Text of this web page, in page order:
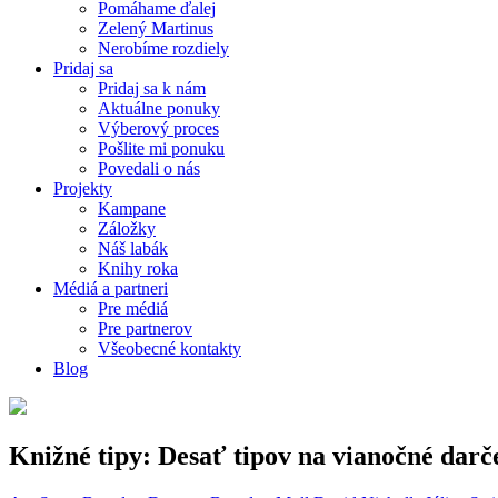
Pomáhame ďalej
Zelený Martinus
Nerobíme rozdiely
Pridaj sa
Pridaj sa k nám
Aktuálne ponuky
Výberový proces
Pošlite mi ponuku
Povedali o nás
Projekty
Kampane
Záložky
Náš labák
Knihy roka
Médiá a partneri
Pre médiá
Pre partnerov
Všeobecné kontakty
Blog
Knižné tipy: Desať tipov na vianočné